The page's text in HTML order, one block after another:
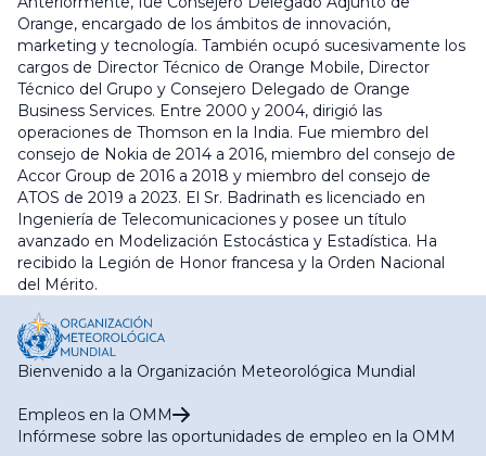
Orange, encargado de los ámbitos de innovación,
marketing y tecnología. También ocupó sucesivamente los
cargos de Director Técnico de Orange Mobile, Director
Técnico del Grupo y Consejero Delegado de Orange
Business Services. Entre 2000 y 2004, dirigió las
operaciones de Thomson en la India. Fue miembro del
consejo de Nokia de 2014 a 2016, miembro del consejo de
Accor Group de 2016 a 2018 y miembro del consejo de
ATOS de 2019 a 2023. El Sr. Badrinath es licenciado en
Ingeniería de Telecomunicaciones y posee un título
avanzado en Modelización Estocástica y Estadística. Ha
recibido la Legión de Honor francesa y la Orden Nacional
del Mérito.
Bienvenido a la Organización Meteorológica Mundial
Empleos en la OMM
Infórmese sobre las oportunidades de empleo en la OMM